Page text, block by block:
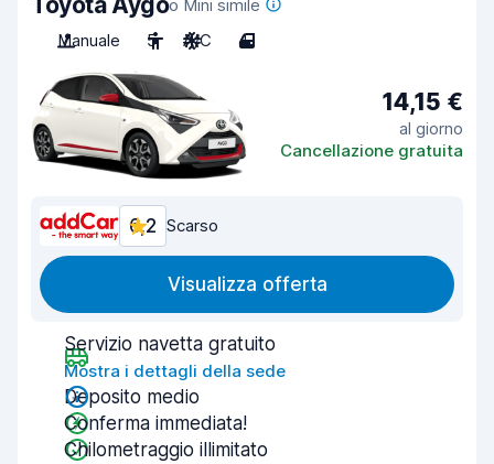
o Mini simile
Manuale
5 A/C 4
14,15 €
al giorno
Cancellazione gratuita
6,2 Scarso
Visualizza offerta
Servizio navetta gratuito
Mostra i dettagli della sede
Deposito medio
Conferma immediata!
Chilometraggio illimitato